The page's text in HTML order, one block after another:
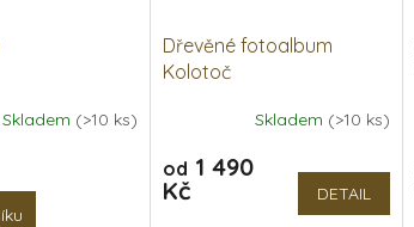
Skladem (>10 ks)
Dřevěné fotoalbum
Kolotoč
produktu
je
Skladem (>10 ks)
od 1 490
Kč
DETAIL